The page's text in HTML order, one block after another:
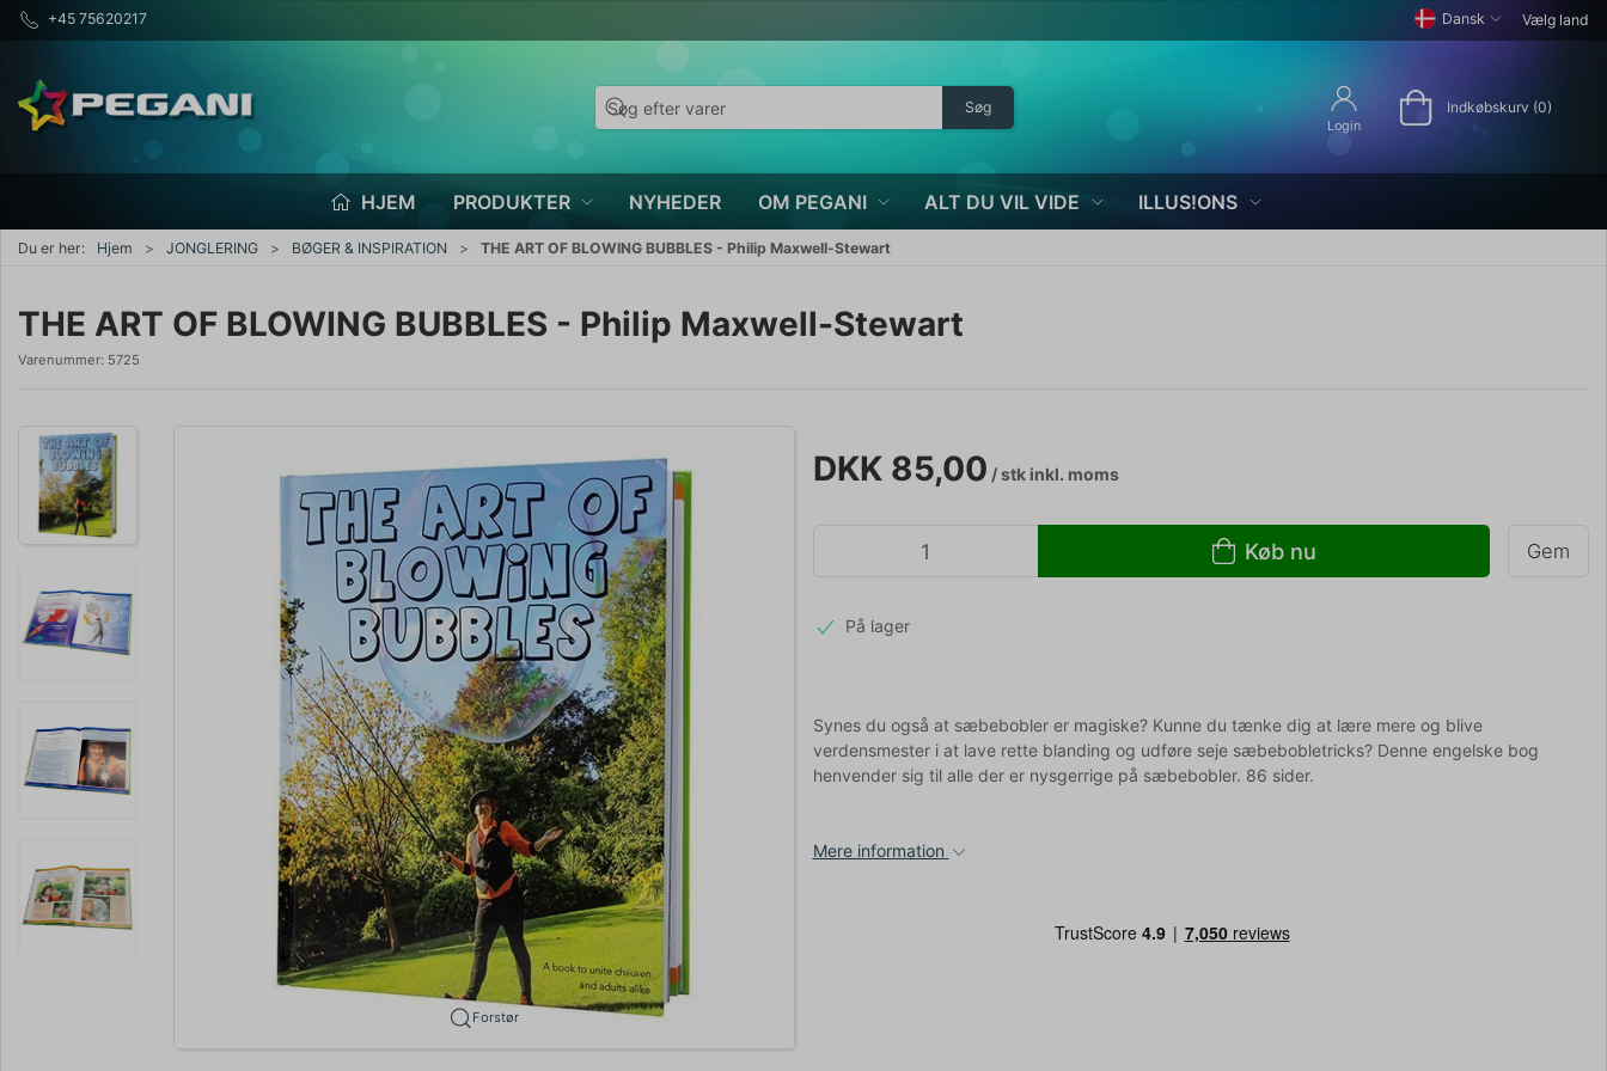
+45 75620217 Dansk Vælg land
Søg
Login
Indkøbskurv (0)
HJEM PRODUKTER NYHEDER OM PEGANI ALT DU VIL VIDE ILLUS!ONS
Du er her: Hjem JONGLERING BØGER & INSPIRATION THE ART OF BLOWING BUBBLES - Philip Maxwell-Stewart
THE ART OF BLOWING BUBBLES - Philip Maxwell-Stewart
Varenummer: 5725
Forstør
DKK 85,00 / stkinkl. moms
Køb nu Gem
På lager
Synes du også at sæbebobler er magiske? Kunne du tænke dig at lære mere og blive
verdensmester i at lave rette blanding og udføre seje sæbebobletricks? Denne engelske bog
henvender sig til alle der er nysgerrige på sæbebobler. 86 sider.
Mere information